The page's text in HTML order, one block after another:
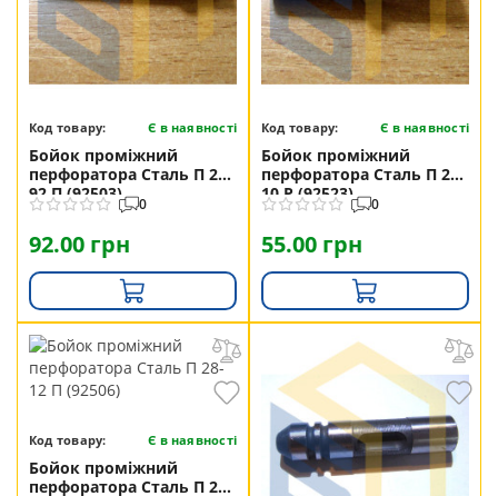
Код товару: Є в наявності
Бойок проміжний
перфоратора Сталь П 26-
92 П (92503)
0
92.00 грн
Код товару: Є в наявності
Бойок проміжний
перфоратора Сталь П 28-
10 Р (92523)
0
55.00 грн
Код товару: Є в наявності
Бойок проміжний
перфоратора Сталь П 28-